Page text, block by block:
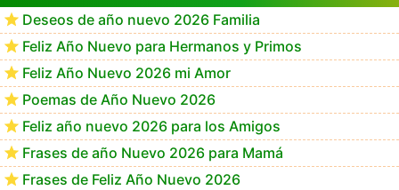
Deseos de año nuevo 2026 Familia
Feliz Año Nuevo para Hermanos y Primos
Feliz Año Nuevo 2026 mi Amor
Poemas de Año Nuevo 2026
Feliz año nuevo 2026 para los Amigos
Frases de año Nuevo 2026 para Mamá
Frases de Feliz Año Nuevo 2026